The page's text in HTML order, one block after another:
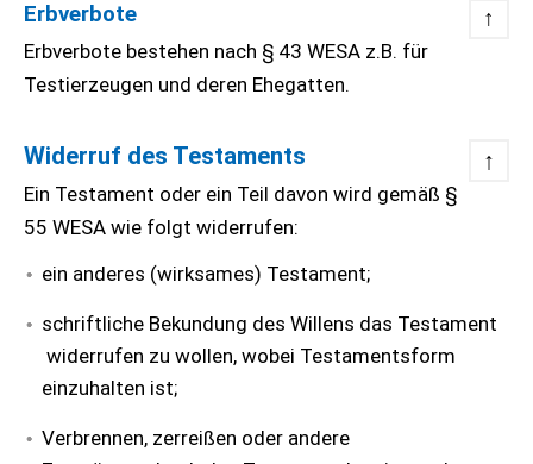
Erbverbote ↑
Erbverbote bestehen nach § 43 WESA z.B. für
Testierzeugen und deren Ehegatten.
Widerruf des Testaments ↑
Ein Testament oder ein Teil davon wird gemäß §
55 WESA wie folgt widerrufen:
ein anderes (wirksames) Testament;
schriftliche Bekundung des Willens das Testament
widerrufen zu wollen, wobei Testamentsform
einzuhalten ist;
Verbrennen, zerreißen oder andere